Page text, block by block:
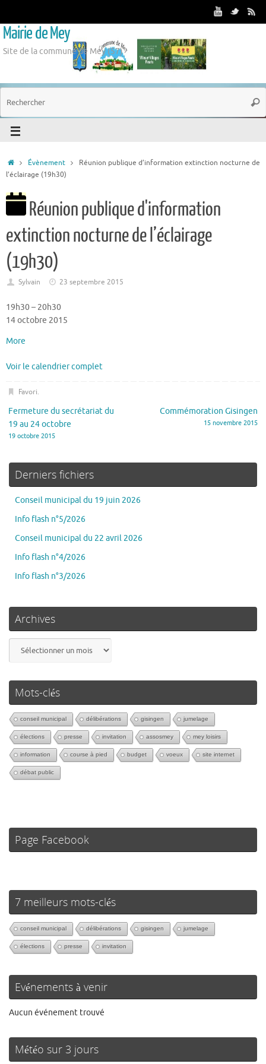
Mairie de Mey
Site de la commune de Mey (57)
Évènement
Réunion publique d’information extinction nocturne de
l’éclairage (19h30)
Réunion publique d'information
extinction nocturne de l’éclairage
(19h30)
Sylvain 23 septembre 2015
19h30– 20h30
14 octobre 2015
More
Voir le calendrier complet
Favori.
Fermeture du secrétariat du
19 au 24 octobre
19 octobre 2015
Commémoration Gisingen
15 novembre 2015
Derniers fichiers
Conseil municipal du 19 juin 2026
Info flash n°5/2026
Conseil municipal du 22 avril 2026
Info flash n°4/2026
Info flash n°3/2026
Archives
Mots-clés
conseil municipal délibérations gisingen jumelage
élections presse invitation assosmey mey loisirs
information course à pied budget voeux site internet
débat public
Page Facebook
7 meilleurs mots-clés
conseil municipal délibérations gisingen jumelage
élections presse invitation
Evénements à venir
Aucun événement trouvé
Météo sur 3 jours